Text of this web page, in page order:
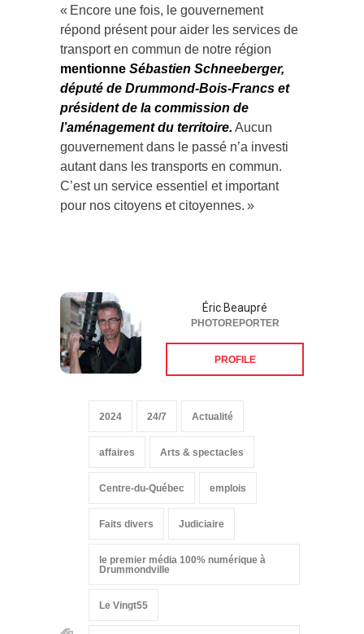
« Encore une fois, le gouvernement
répond présent pour aider les services de
transport en commun de notre région
mentionne Sébastien Schneeberger,
député de Drummond-Bois-Francs et
président de la commission de
l’aménagement du territoire. Aucun
gouvernement dans le passé n’a investi
autant dans les transports en commun.
C’est un service essentiel et important
pour nos citoyens et citoyennes. »
Éric Beaupré
PHOTOREPORTER
PROFILE
2024 24/7 Actualité
affaires Arts & spectacles
Centre-du-Québec emplois
Faits divers Judiciaire
le premier média 100% numérique à
Drummondville
Le Vingt55